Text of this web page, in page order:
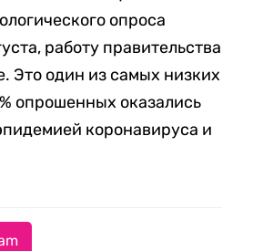
опроса
работу правительства
Это один из самых низких
опрошенных оказались
коронавируса и